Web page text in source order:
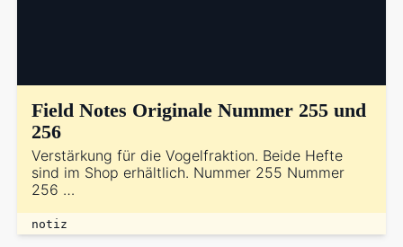
Field Notes Originale Nummer 255 und
256
Verstärkung für die Vogelfraktion. Beide Hefte
sind im Shop erhältlich. Nummer 255 Nummer
256 …
notiz